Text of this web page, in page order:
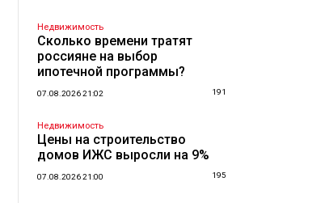
Недвижимость
Сколько времени тратят
россияне на выбор
ипотечной программы?
07.08.2026 21:02 191
Недвижимость
Цены на строительство
домов ИЖС выросли на 9%
07.08.2026 21:00 195